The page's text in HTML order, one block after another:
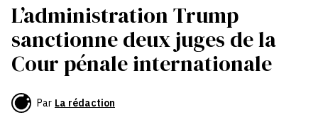
L’administration Trump
sanctionne deux juges de la
Cour pénale internationale
Par La rédaction